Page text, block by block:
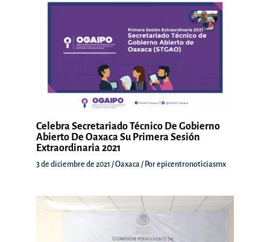
Celebra Secretariado Técnico De Gobierno
Abierto De Oaxaca Su Primera Sesión
Extraordinaria 2021
3 de diciembre de 2021 /Oaxaca / Porepicentronoticiasmx